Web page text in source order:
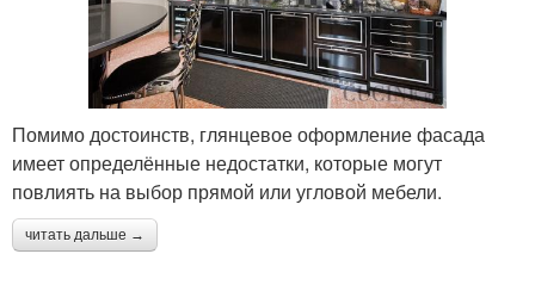
Помимо достоинств, глянцевое оформление фасада
имеет определённые недостатки, которые могут
повлиять на выбор прямой или угловой мебели.
читать дальше →